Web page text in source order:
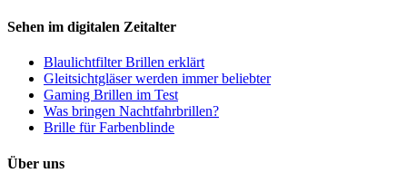
Sehen im digitalen Zeitalter
Blaulichtfilter Brillen erklärt
Gleitsichtgläser werden immer beliebter
Gaming Brillen im Test
Was bringen Nachtfahrbrillen?
Brille für Farbenblinde
Über uns